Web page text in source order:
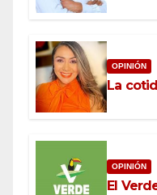
OPINIÓN
La
OPINIÓN
El